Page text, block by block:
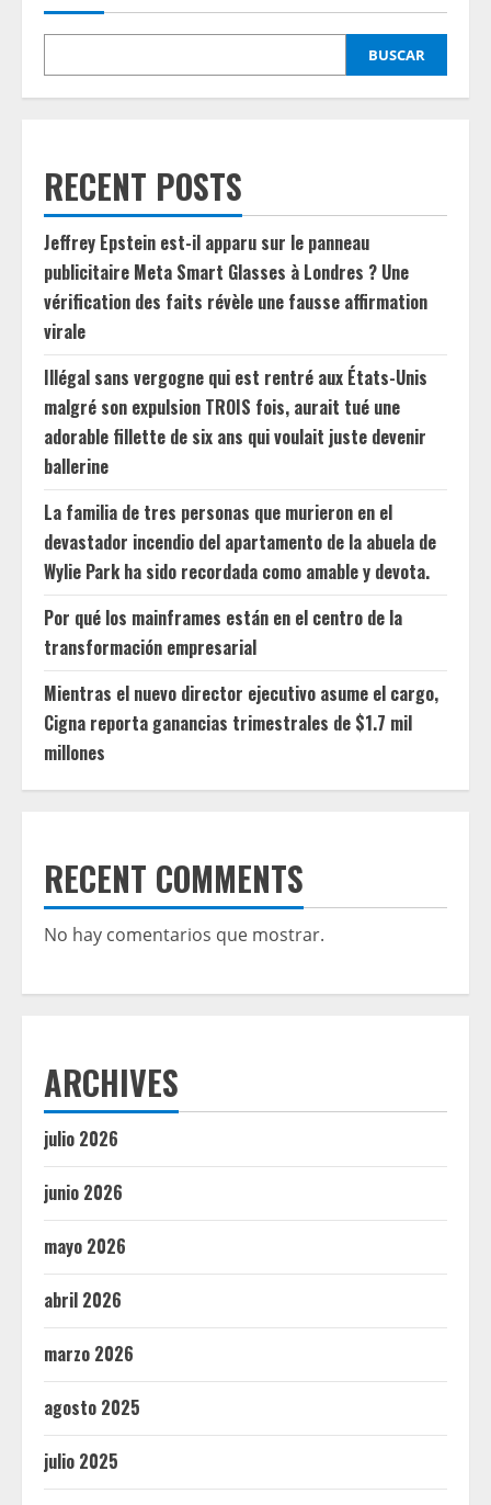
BUSCAR
RECENT POSTS
Jeffrey Epstein est-il apparu sur le panneau
publicitaire Meta Smart Glasses à Londres ? Une
vérification des faits révèle une fausse affirmation
virale
Illégal sans vergogne qui est rentré aux États-Unis
malgré son expulsion TROIS fois, aurait tué une
adorable fillette de six ans qui voulait juste devenir
ballerine
La familia de tres personas que murieron en el
devastador incendio del apartamento de la abuela de
Wylie Park ha sido recordada como amable y devota.
Por qué los mainframes están en el centro de la
transformación empresarial
Mientras el nuevo director ejecutivo asume el cargo,
Cigna reporta ganancias trimestrales de $1.7 mil
millones
RECENT COMMENTS
No hay comentarios que mostrar.
ARCHIVES
julio 2026
junio 2026
mayo 2026
abril 2026
marzo 2026
agosto 2025
julio 2025